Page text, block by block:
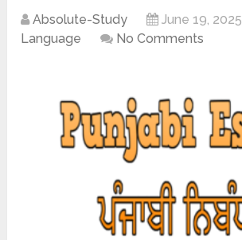
Absolute-Study June 19, 2025
Language
No Comments